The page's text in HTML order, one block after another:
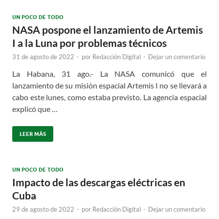
UN POCO DE TODO
NASA pospone el lanzamiento de Artemis
I a la Luna por problemas técnicos
31 de agosto de 2022 - por Redacción Digital - Dejar un comentario
La Habana, 31 ago.- La NASA comunicó que el
lanzamiento de su misión espacial Artemis I no se llevará a
cabo este lunes, como estaba previsto. La agencia espacial
explicó que …
LEER MÁS
UN POCO DE TODO
Impacto de las descargas eléctricas en
Cuba
29 de agosto de 2022 - por Redacción Digital - Dejar un comentario